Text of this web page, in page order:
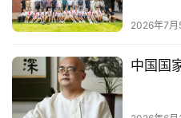
书
欣
边
沐美育
盛大启
2026年7
中国国